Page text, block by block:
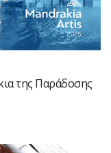
της Παράδοσης